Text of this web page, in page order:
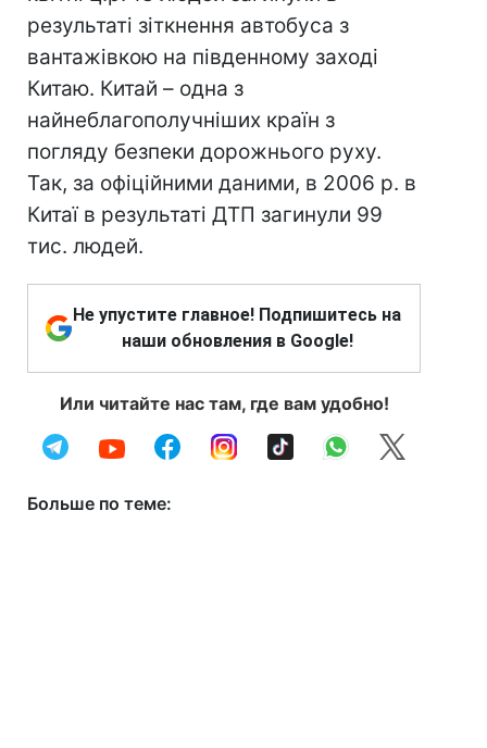
результаті зіткнення автобуса з
вантажівкою на південному заході
Китаю. Китай – одна з
найнеблагополучніших країн з
погляду безпеки дорожнього руху.
Так, за офіційними даними, в 2006 р. в
Китаї в результаті ДТП загинули 99
тис. людей.
Не упустите главное! Подпишитесь на
наши обновления в Google!
Или читайте нас там, где вам удобно!
Больше по теме: